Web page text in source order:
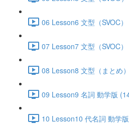
06 Lesson6 文型（SVOC
07 Lesson7 文型（SVOC
08 Lesson8 文型（まとめ
09 Lesson9 名詞 動学版
10 Lesson10 代名詞 動学